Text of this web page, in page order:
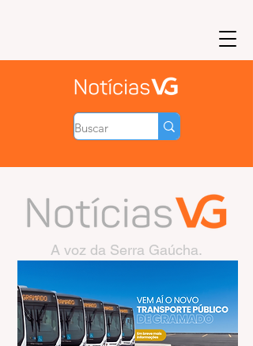
A voz da Serra Gaúcha.